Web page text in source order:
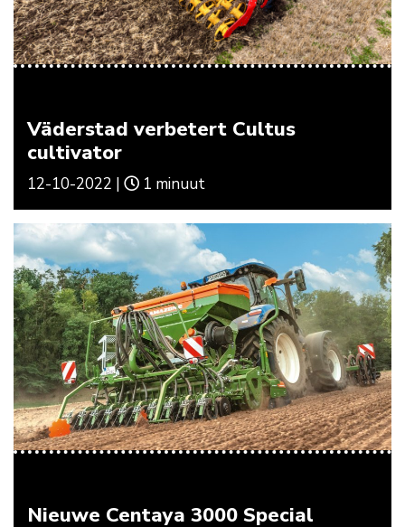
Väderstad verbetert Cultus
cultivator
12-10-2022 | 1 minuut
Nieuwe Centaya 3000 Special